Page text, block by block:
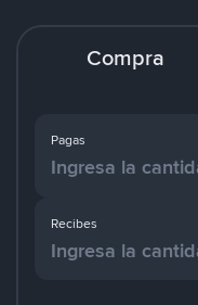
Compra
Pagas
Recibes